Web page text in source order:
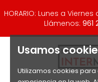
Usamos
Utilizamos cookies
HORARIO: Lunes a Viernes
Llámenos: 961